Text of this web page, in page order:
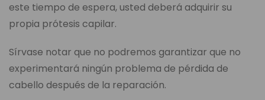
este tiempo de espera, usted deberá adquirir su
propia prótesis capilar.
Sírvase notar que no podremos garantizar que no
experimentará ningún problema de pérdida de
cabello después de la reparación.